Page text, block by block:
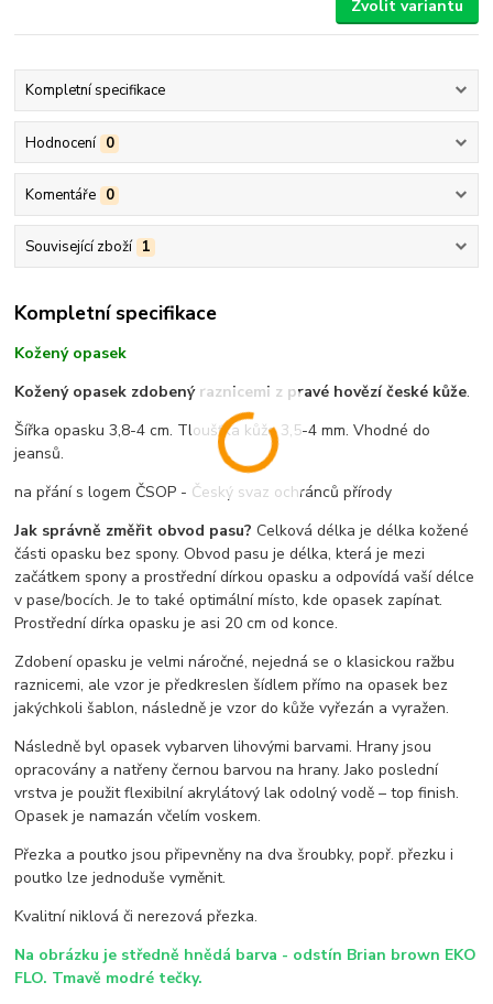
Zvolit variantu
Kompletní specifikace
Hodnocení 0
Komentáře 0
Související zboží 1
Kompletní specifikace
Kožený opasek
Kožený opasek zdobený raznicemi z pravé hovězí české kůže.
Šířka opasku 3,8-4 cm. Tloušťka kůže 3,5-4 mm. Vhodné do
jeansů.
na přání s logem ČSOP - Český svaz ochránců přírody
Jak správně změřit obvod pasu?Celková délka je délka kožené
části opasku bez spony. Obvod pasu je délka, která je mezi
začátkem spony a prostřední dírkou opasku a odpovídá vaší délce
v pase/bocích. Je to také optimální místo, kde opasek zapínat.
Prostřední dírka opasku je asi 20 cm od konce.
Zdobení opasku je velmi náročné, nejedná se o klasickou ražbu
raznicemi, ale vzor je předkreslen šídlem přímo na opasek bez
jakýchkoli šablon, následně je vzor do kůže vyřezán a vyražen.
Následně byl opasek vybarven lihovými barvami. Hrany jsou
opracovány a natřeny černou barvou na hrany. Jako poslední
vrstva je použit flexibilní akrylátový lak odolný vodě – top finish.
Opasek je namazán včelím voskem.
Přezka a poutko jsou připevněny na dva šroubky, popř. přezku i
poutko lze jednoduše vyměnit.
Kvalitní niklová či nerezová přezka.
Na obrázku je středně hnědá barva - odstín Brian brown EKO
FLO. Tmavě modré tečky.